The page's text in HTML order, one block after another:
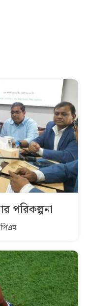
পরিকল্পনা